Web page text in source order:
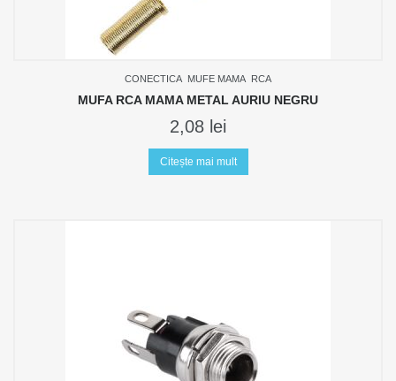
CONECTICA MUFE MAMA RCA
MUFA RCA MAMA METAL AURIU NEGRU
2,08 lei
Citește mai mult